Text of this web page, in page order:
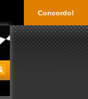
Concordo!